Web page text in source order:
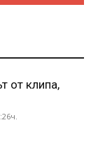
от клипа,